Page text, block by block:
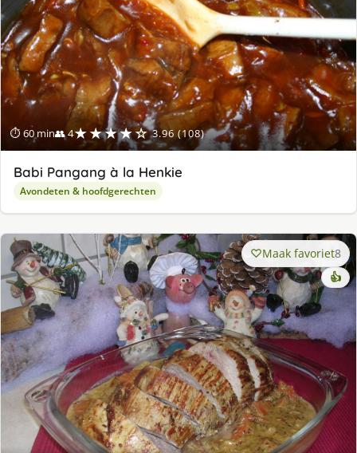
⏱ 60 min👥 4★★★★☆ 3.96 (108)
Babi Pangang à la Henkie
Avondeten & hoofdgerechten
Maak favoriet8
👍